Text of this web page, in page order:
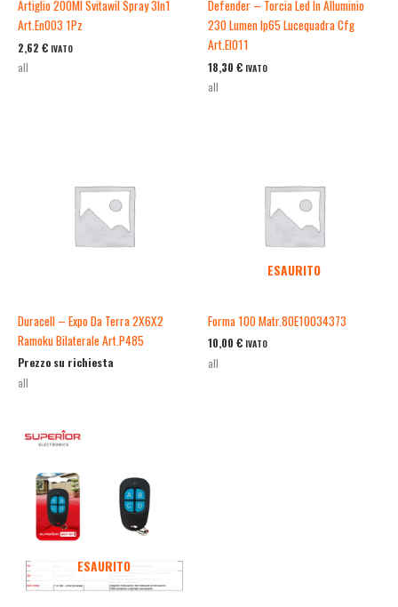
Artiglio 200Ml Svitawil Spray 3In1
Art.En003 1Pz
2,62 € IVATO
all
Defender – Torcia Led In Alluminio
230 Lumen Ip65 Lucequadra Cfg
Art.El011
18,30 € IVATO
all
Duracell – Expo Da Terra 2X6X2
Ramoku Bilaterale Art.P485
Prezzo su richiesta
all
ESAURITO
Forma 100 Matr.80E10034373
10,00 € IVATO
all
ESAURITO